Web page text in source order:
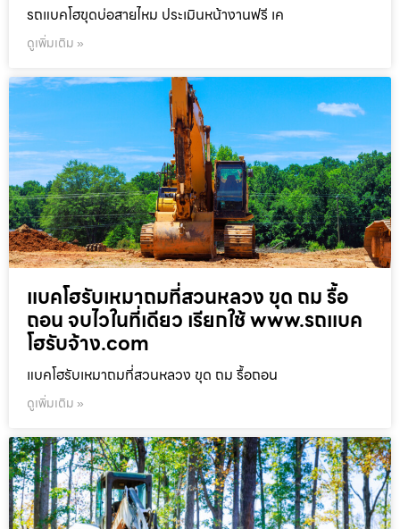
รถแบคโฮขุดบ่อสายไหม ประเมินหน้างานฟรี เค
ดูเพิ่มเติม »
แบคโฮรับเหมาถมที่สวนหลวง ขุด ถม รื้อ
ถอน จบไวในที่เดียว เรียกใช้ www.รถแบค
โฮรับจ้าง.com
แบคโฮรับเหมาถมที่สวนหลวง ขุด ถม รื้อถอน
ดูเพิ่มเติม »